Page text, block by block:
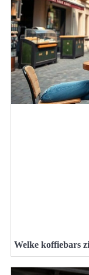
Welke koffiebars